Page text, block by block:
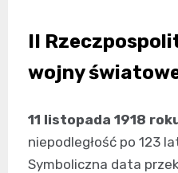
II
wojny
11 listopada 1918
niepodległość po 123
Symboliczna data